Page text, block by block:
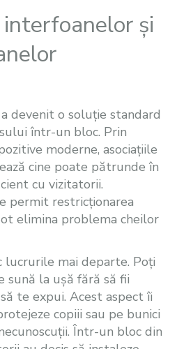
și
devenit o soluție standard
într-un bloc. Prin
moderne, asociațiile
cine poate pătrunde în
cu vizitatorii.
permit restricționarea
elimina problema cheilor
lucrurile mai departe. Poți
sună la ușă fără să fii
te expui. Acest aspect îi
copiii sau pe bunici
Într-un bloc din